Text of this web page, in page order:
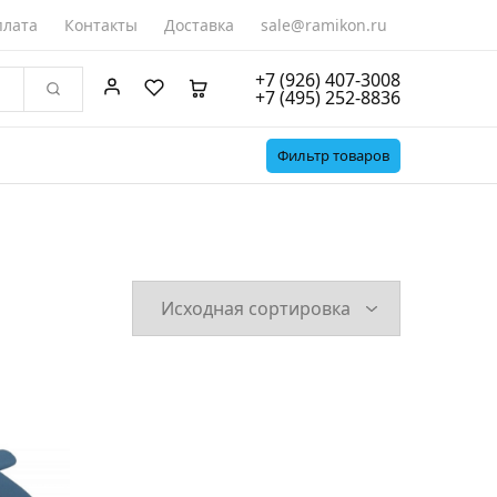
Контакты Доставка sale@ramikon.ru
+7 (926) 407-3008
+7 (495) 252-8836
Фильтр товаров